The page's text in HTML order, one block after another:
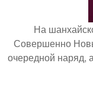
На
Совершенно
очередной наряд,